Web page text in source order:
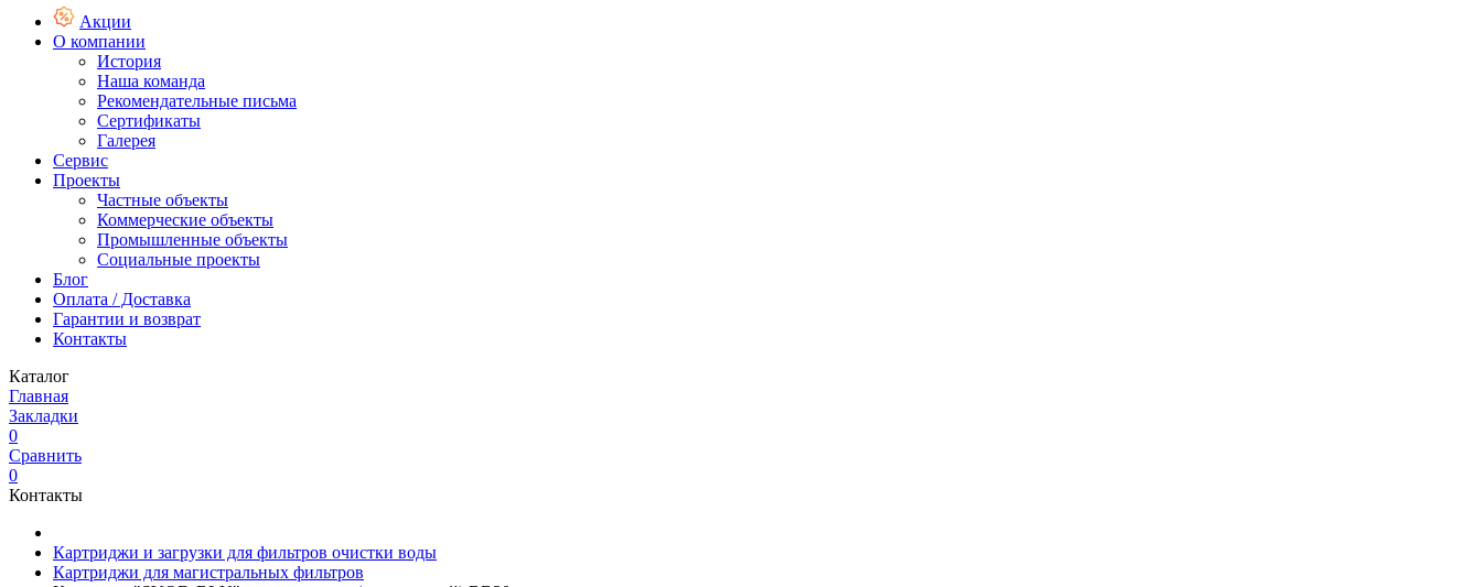
Акции
О компании
История
Наша команда
Рекомендательные письма
Сертификаты
Галерея
Сервис
Проекты
Частные объекты
Коммерческие объекты
Промышленные объекты
Социальные проекты
Блог
Оплата / Доставка
Гарантии и возврат
Контакты
Каталог
Главная
Закладки
0
Сравнить
0
Контакты
Картриджи и загрузки для фильтров очистки воды
Картриджи для магистральных фильтров